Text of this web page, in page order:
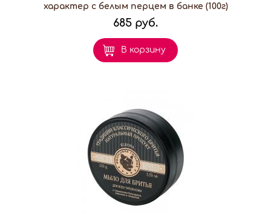
характер с белым перцем в банке (100г)
685 руб.
В корзину